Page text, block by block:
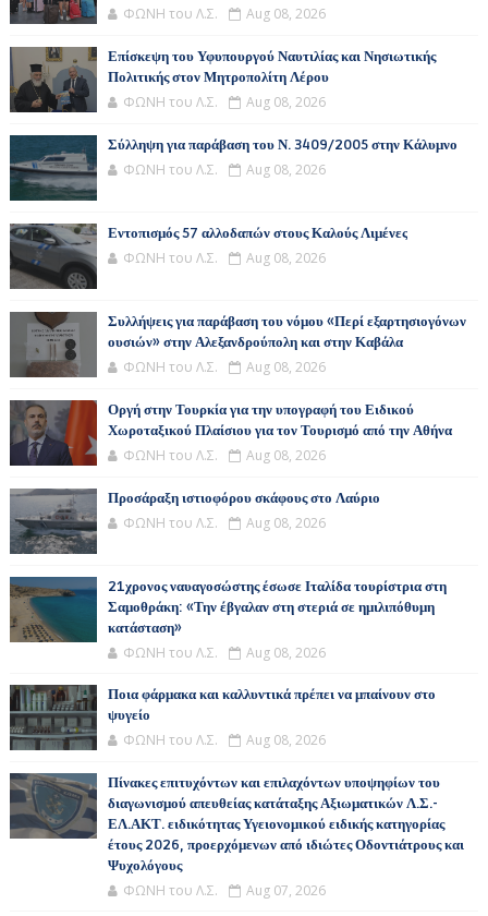
ΦΩΝΗ του Λ.Σ. Aug 08, 2026
Επίσκεψη του Υφυπουργού Ναυτιλίας και Νησιωτικής
Πολιτικής στον Μητροπολίτη Λέρου
ΦΩΝΗ του Λ.Σ. Aug 08, 2026
Σύλληψη για παράβαση του Ν. 3409/2005 στην Κάλυμνο
ΦΩΝΗ του Λ.Σ. Aug 08, 2026
Εντοπισμός 57 αλλοδαπών στους Καλούς Λιμένες
ΦΩΝΗ του Λ.Σ. Aug 08, 2026
Συλλήψεις για παράβαση του νόμου «Περί εξαρτησιογόνων
ουσιών» στην Αλεξανδρούπολη και στην Καβάλα
ΦΩΝΗ του Λ.Σ. Aug 08, 2026
Οργή στην Τουρκία για την υπογραφή του Ειδικού
Χωροταξικού Πλαίσιου για τον Τουρισμό από την Αθήνα
ΦΩΝΗ του Λ.Σ. Aug 08, 2026
Προσάραξη ιστιοφόρου σκάφους στο Λαύριο
ΦΩΝΗ του Λ.Σ. Aug 08, 2026
21χρονος ναυαγοσώστης έσωσε Ιταλίδα τουρίστρια στη
Σαμοθράκη: «Την έβγαλαν στη στεριά σε ημιλιπόθυμη
κατάσταση»
ΦΩΝΗ του Λ.Σ. Aug 08, 2026
Ποια φάρμακα και καλλυντικά πρέπει να μπαίνουν στο
ψυγείο
ΦΩΝΗ του Λ.Σ. Aug 08, 2026
Πίνακες επιτυχόντων και επιλαχόντων υποψηφίων του
διαγωνισμού απευθείας κατάταξης Αξιωματικών Λ.Σ.-
ΕΛ.ΑΚΤ. ειδικότητας Υγειονομικού ειδικής κατηγορίας
έτους 2026, προερχόμενων από ιδιώτες Οδοντιάτρους και
Ψυχολόγους
ΦΩΝΗ του Λ.Σ. Aug 07, 2026